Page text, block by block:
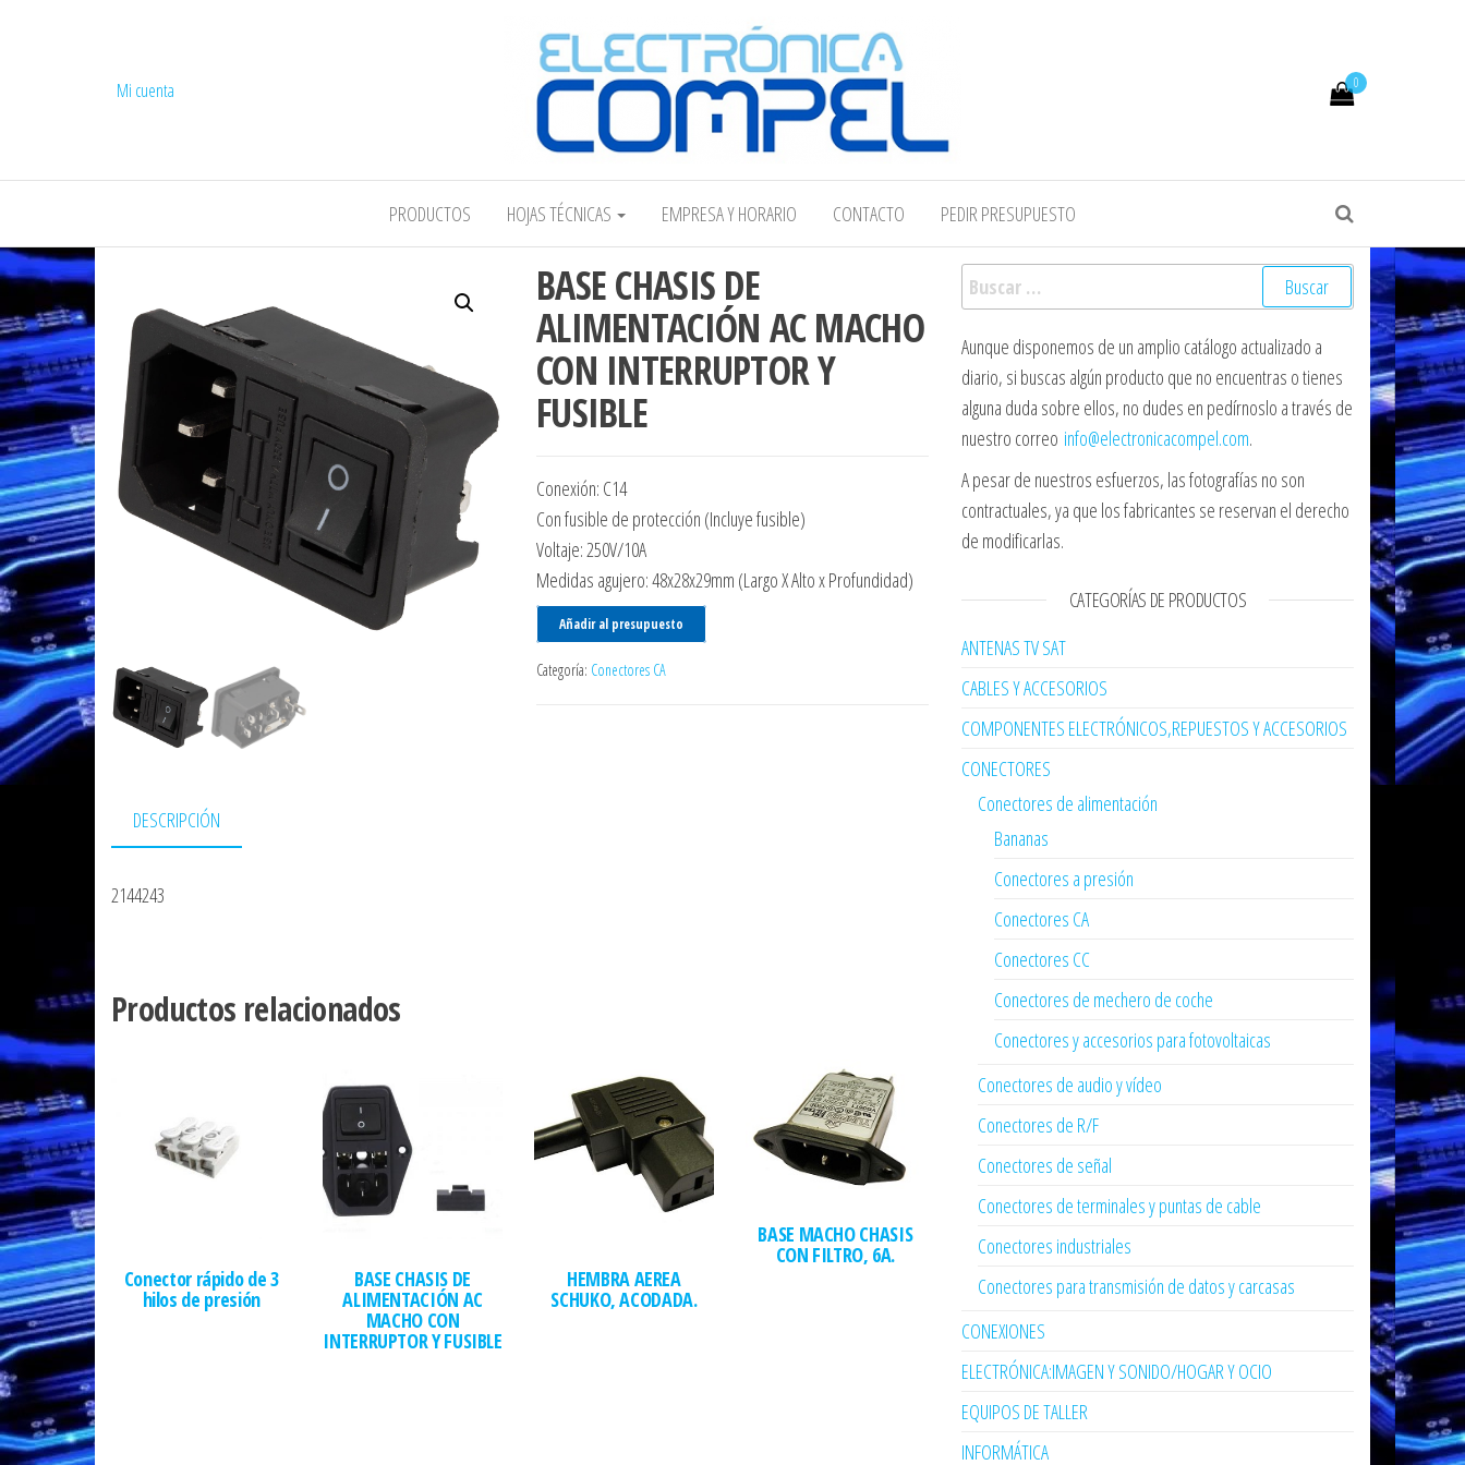
COMPEL Electrónica COMPEL
0
Mi cuenta
PRODUCTOS HOJAS TÉCNICAS EMPRESA Y HORARIO CONTACTO PEDIR PRESUPUESTO
BASE CHASIS DE
ALIMENTACIÓN AC MACHO
CON INTERRUPTOR Y
FUSIBLE
Conexión: C14
Con fusible de protección (Incluye fusible)
Voltaje: 250V/10A
Medidas agujero: 48x28x29mm (Largo X Alto x Profundidad)
Añadir al presupuesto
Categoría: Conectores CA
DESCRIPCIÓN
2144243
Productos relacionados
Conector rápido de 3
hilos de presión
BASE CHASIS DE
ALIMENTACIÓN AC
MACHO CON
INTERRUPTOR Y FUSIBLE
HEMBRA AEREA
SCHUKO, ACODADA.
BASE MACHO CHASIS
CON FILTRO, 6A.
Buscar:
Aunque disponemos de un amplio catálogo actualizado a
diario, si buscas algún producto que no encuentras o tienes
alguna duda sobre ellos, no dudes en pedírnoslo a través de
nuestro correo info@electronicacompel.com.
A pesar de nuestros esfuerzos, las fotografías no son
contractuales, ya que los fabricantes se reservan el derecho
de modificarlas.
CATEGORÍAS DE PRODUCTOS
ANTENAS TV SAT
CABLES Y ACCESORIOS
COMPONENTES ELECTRÓNICOS,REPUESTOS Y ACCESORIOS
CONECTORES
Conectores de alimentación
Bananas
Conectores a presión
Conectores CA
Conectores CC
Conectores de mechero de coche
Conectores y accesorios para fotovoltaicas
Conectores de audio y vídeo
Conectores de R/F
Conectores de señal
Conectores de terminales y puntas de cable
Conectores industriales
Conectores para transmisión de datos y carcasas
CONEXIONES
ELECTRÓNICA:IMAGEN Y SONIDO/HOGAR Y OCIO
EQUIPOS DE TALLER
INFORMÁTICA